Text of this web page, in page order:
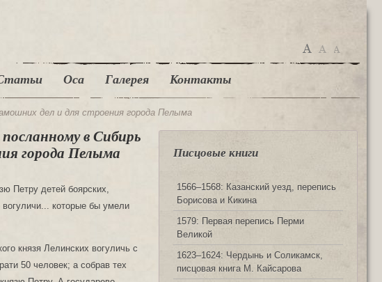
Оса Галерея Контакты
дел и для строения города Пелыма
в Сибирь
города Пелыма
Петру детей боярских,
которые бы умели
опалы большие не наводили, а пошли без боязни ко государевым воеводам и Пелымского князя привели, а государь их пожалует, и Пелымскому князю ничего не будет. А будет Пелымской князь и дети его придут к воеводам, и их обнадежить, чтоб их всех приманити. А воеводам Микифору Васильевичю с товарыщи тогды и другую неделю постоять, и их извоевать и угрозить, и город укрепить вдруг, чтоб князя Петра оставили в Тоборах у города безстрашно. А приманя князя Пелымского Аблегирима и детей его по тому ж, самого князя и сына большего казнить, да с ними человек 5–6 пущих, сыскав, казнить. А меньшева сына и з женою и з детьми Микифору взять с собою в Тобольской город. А черных людей всех примолыти и обнадежить, чтоб жили по своим юртам и в город приходили. И став в Тоборах в старом городе или в новом месте, где крепчае, заняв острог, укрепитися, а старой городок разорили, чтоб у Тоборовских людей города не было. А укрепяся острогом, лесу привести всею ратью. И постояв с неделю, Микифору с товарыщи пойти в Тобольской город, а воеводе князю Петру город делать, и ласка пелымцом дати и их беречись во всем. А жилецких пашенных людей и наряд устроить по городу, и всякие пушечные запасы устроить в казне по росписи, какова с ним роспись послана, почему ему людей с собою оставить и хлебные запасы. А воеводе Микифору Васильевичю с товарыщи, а с ним ратные люди, дети боярские, и атаманы, и казаки, и земские ратные люди: пермичи, и вятчане, и вымичи, и усольцы, пойдут по росписи в Сибирь, в Тобольской город. А воеводе князю Петру Ивановичи после Микифора быти в новом городе в Тоборах по сему государеву наказу и устроить: после воевод наперед всево город укрепить, и наряд по городу иставить, и государев запас в житницы устроить и держать за своею печатью, и велети житницы делати плотником в ту же пору тотчас, как город почнут делать. А быть со князем Петром у государева дела голове Семену Ушакову. И о всем промышлять князю Петру, и люди устроить, и места под дворы роздавати жилецким людем и казаком, смотря по тамошному месту, как бы вперед было государеву делу прибыльнее. А казаком Терским говорить государево жаловальное слово, чтоб они государю послужили. А которые захотят в жильцы туго изо всяких из ратных людей, и князю Петру их переписати. А устроить туто 50 человек конных, тем и земли пометив роздавать. А жалованья годового сулить им польским казаком по 7-ми рублей, а атаману 10 рублев, а хлеба по 7-ми чети муки, а овса по тому ж. А стрельцов прибирать пеших до 100 человек. А сотнику по тому ж, что и атаману, а пешим стрельцом по 5-ти рублев, да хлеба по 5-ти четь муки, да по чети круп, да по чети толокна человеку. А земли бы им всем давати, чтоб вперед всякой был хлебопашец, и хлеба не возить. А которые Московские веденцы, 9 человек, ис Каргополя посланы, и тем указать земли и угодья, чтоб они ис Перми с собою веяли и лошади, и животины, и сох, хоти немного, чтоб им пашня вскоре завести. А которые посланы ис Перми и
Писцовые книги
1566‒1568: Казанский уезд, перепись
Борисова и Кикина
1579: Первая перепись Перми
Великой
1623‒1624: Чердынь и Соликамск,
писцовая книга М. Кайсарова